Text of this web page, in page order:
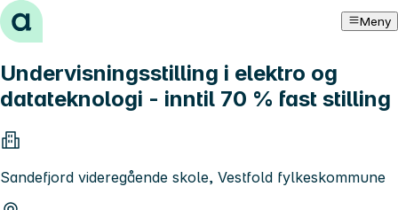
Hopp til innhold Meny
Undervisningsstilling i elektro og
datateknologi - inntil 70 % fast stilling
Sandefjord videregående skole, Vestfold fylkeskommune